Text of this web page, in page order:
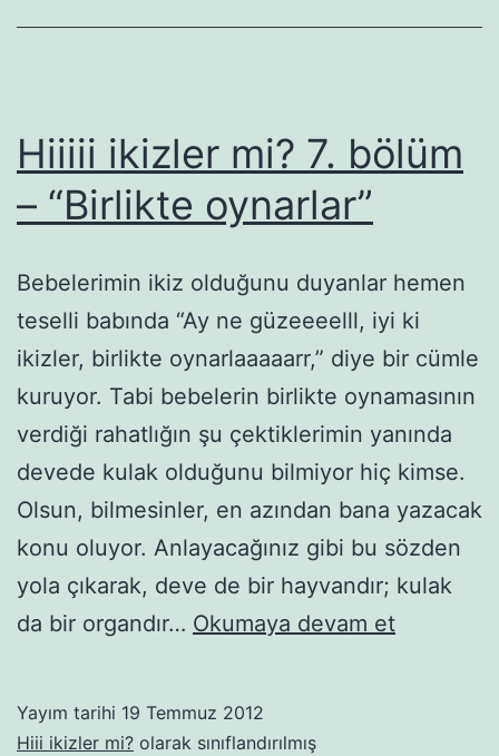
Hiiiii ikizler mi? 7. bölüm
– “Birlikte oynarlar”
Bebelerimin ikiz olduğunu duyanlar hemen
teselli babında “Ay ne güzeeeelll, iyi ki
ikizler, birlikte oynarlaaaaarr,” diye bir cümle
kuruyor. Tabi bebelerin birlikte oynamasının
verdiği rahatlığın şu çektiklerimin yanında
devede kulak olduğunu bilmiyor hiç kimse.
Olsun, bilmesinler, en azından bana yazacak
konu oluyor. Anlayacağınız gibi bu sözden
yola çıkarak, deve de bir hayvandır; kulak
da bir organdır… Okumaya devam etHiiiii
Yayım tarihi 19 Temmuz 2012
Hiii ikizler mi? olarak sınıflandırılmış